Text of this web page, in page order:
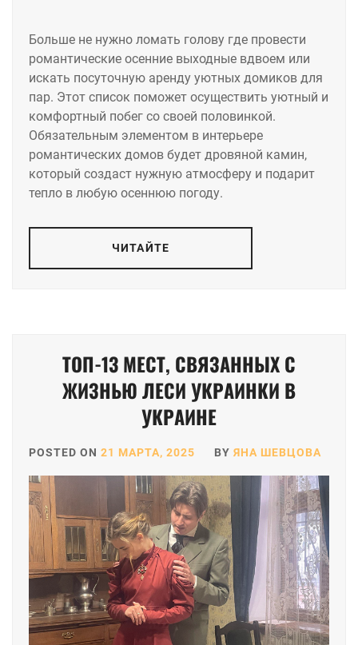
Больше не нужно ломать голову где провести
романтические осенние выходные вдвоем или
искать посуточную аренду уютных домиков для
пар. Этот список поможет осуществить уютный и
комфортный побег со своей половинкой.
Обязательным элементом в интерьере
романтических домов будет дровяной камин,
который создаст нужную атмосферу и подарит
тепло в любую осеннюю погоду.
ЧИТАЙТЕ
ТОП-13 МЕСТ, СВЯЗАННЫХ С
ЖИЗНЬЮ ЛЕСИ УКРАИНКИ В
УКРАИНЕ
POSTED ON 21 МАРТА, 2025 BY ЯНА ШЕВЦОВА